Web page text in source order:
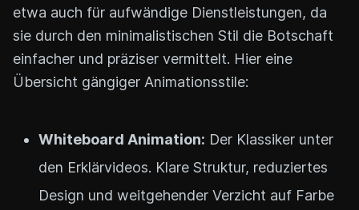
etwa auch für aufwändige Dienstleistungen, da
sie durch den minimalistischen Stil die Botschaft
einfacher und präziser vermittelt. Hier eine
Übersicht gängiger Animationsstile:
Whiteboard Animation: Der Klassiker unter
den Erklärvideos. Klare Struktur, reduziertes
Design und weitgehender Verzicht auf Farbe